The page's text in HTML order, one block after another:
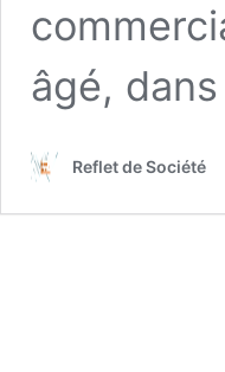
âgé,
Reflet de Société